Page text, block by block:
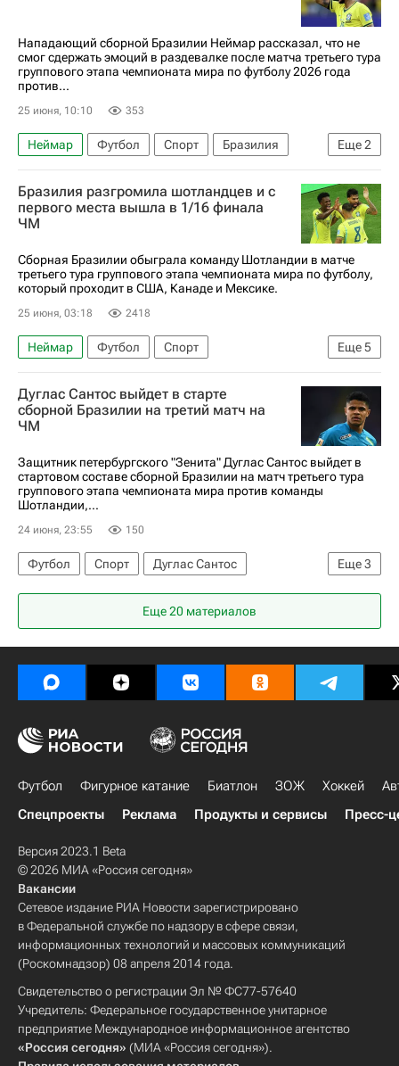
Криштиану Роналду
Эрлинг Холанд
Гарри Кейн
Килиан Мбаппе
Винисиус Жуниор
Нападающий сборной Бразилии Неймар рассказал, что не
смог сдержать эмоций в раздевалке после матча третьего тура
группового этапа чемпионата мира по футболу 2026 года
против...
25 июня, 10:10 353
Еще2
Неймар Футбол Спорт
Бразилия
Шотландия
ЧМ по футболу 2026
Бразилия разгромила шотландцев и с
первого места вышла в 1/16 финала
ЧМ
Сборная Бразилии обыграла команду Шотландии в матче
третьего тура группового этапа чемпионата мира по футболу,
который проходит в США, Канаде и Мексике.
25 июня, 03:18 2418
Еще5
Неймар Футбол
Спорт
Винисиус Жуниор
Матеус Кунья
ЧМ по футболу 2026
Бразилия
Шотландия
Дуглас Сантос выйдет в старте
сборной Бразилии на третий матч на
ЧМ
Защитник петербургского "Зенита" Дуглас Сантос выйдет в
стартовом составе сборной Бразилии на матч третьего тура
группового этапа чемпионата мира против команды
Шотландии,...
24 июня, 23:55 150
Еще3
Футбол Спорт
Дуглас Сантос
ЧМ по футболу 2026
Бразилия
Еще 20 материалов
Футбол Фигурное катание Биатлон ЗОЖ Хоккей
Спецпроекты
Реклама Продукты и сервисы Пресс-
Версия 2023.1 Beta
© 2026 МИА «Россия сегодня»
Вакансии
Сетевое издание РИА Новости зарегистрировано
в Федеральной службе по надзору в сфере связи,
информационных технологий и массовых коммуникаций
(Роскомнадзор) 08 апреля 2014 года.
Свидетельство о регистрации Эл № ФС77-57640
Учредитель: Федеральное государственное унитарное
предприятие Международное информационное агентство
«Россия сегодня» (МИА «Россия сегодня»).